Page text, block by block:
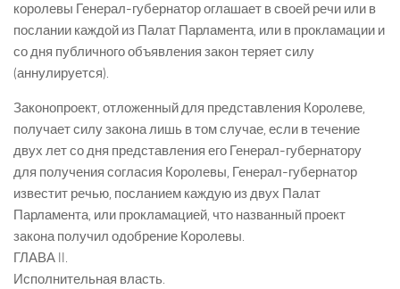
королевы Генерал-губернатор оглашает в своей речи или в
послании каждой из Палат Парламента, или в прокламации и
со дня публичного объявления закон теряет силу
(аннулируется).
Законопроект, отложенный для представления Королеве,
получает силу закона лишь в том случае, если в течение
двух лет со дня представления его Генерал-губернатору
для получения согласия Королевы, Генерал-губернатор
известит речью, посланием каждую из двух Палат
Парламента, или прокламацией, что названный проект
закона получил одобрение Королевы.
ГЛАВА II.
Исполнительная власть.